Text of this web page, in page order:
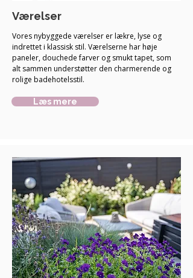
Værelser
Vores nybyggede værelser er lækre, lyse og
indrettet i klassisk stil. Værelserne har høje
paneler, douchede farver og smukt tapet, som
alt sammen understøtter den charmerende og
rolige badehotelsstil.
Læs mere